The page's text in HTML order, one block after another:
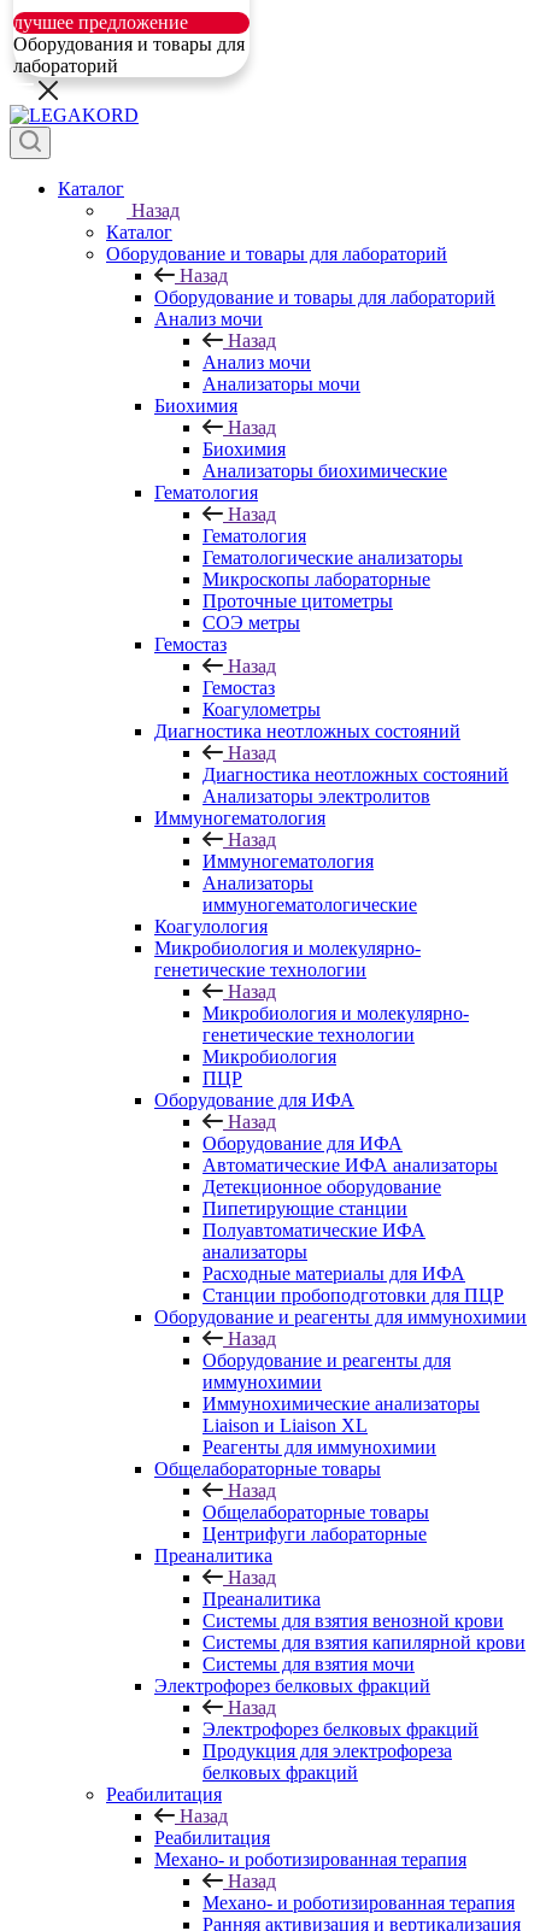
лучшее предложение
Оборудования и товары для
лабораторий
Каталог
Назад
Каталог
Оборудование и товары для лабораторий
Назад
Оборудование и товары для лабораторий
Анализ мочи
Назад
Анализ мочи
Анализаторы мочи
Биохимия
Назад
Биохимия
Анализаторы биохимические
Гематология
Назад
Гематология
Гематологические анализаторы
Микроскопы лабораторные
Проточные цитометры
СОЭ метры
Гемостаз
Назад
Гемостаз
Коагулометры
Диагностика неотложных состояний
Назад
Диагностика неотложных состояний
Анализаторы электролитов
Иммуногематология
Назад
Иммуногематология
Анализаторы
иммуногематологические
Коагулология
Микробиология и молекулярно-
генетические технологии
Назад
Микробиология и молекулярно-
генетические технологии
Микробиология
ПЦР
Оборудование для ИФА
Назад
Оборудование для ИФА
Автоматические ИФА анализаторы
Детекционное оборудование
Пипетирующие станции
Полуавтоматические ИФА
анализаторы
Расходные материалы для ИФА
Станции пробоподготовки для ПЦР
Оборудование и реагенты для иммунохимии
Назад
Оборудование и реагенты для
иммунохимии
Иммунохимические анализаторы
Liaison и Liaison XL
Реагенты для иммунохимии
Общелабораторные товары
Назад
Общелабораторные товары
Центрифуги лабораторные
Преаналитика
Назад
Преаналитика
Системы для взятия венозной крови
Системы для взятия капилярной крови
Системы для взятия мочи
Электрофорез белковых фракций
Назад
Электрофорез белковых фракций
Продукция для электрофореза
белковых фракций
Реабилитация
Назад
Реабилитация
Механо- и роботизированная терапия
Назад
Механо- и роботизированная терапия
Ранняя активизация и вертикализация